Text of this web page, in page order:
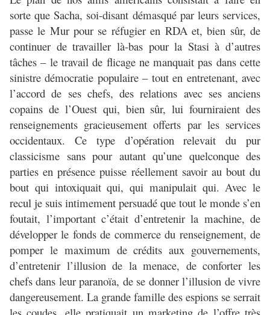
sorte que Sacha, soi-disant démasqué par leurs services,
passe le Mur pour se réfugier en RDA et, bien sûr, de
continuer de travailler là-bas pour la Stasi à d’autres
tâches – le travail de flicage ne manquait pas dans cette
sinistre démocratie populaire – tout en entretenant, avec
l’accord de ses chefs, des relations avec ses anciens
copains de l’Ouest qui, bien sûr, lui fourniraient des
renseignements gracieusement offerts par les services
occidentaux. Ce type d’opération relevait du pur
classicisme sans pour autant qu’une quelconque des
parties en présence puisse réellement savoir au bout du
bout qui intoxiquait qui, qui manipulait qui. Avec le
recul je suis intimement persuadé que tout le monde s’en
foutait, l’important c’était d’entretenir la machine, de
développer le fonds de commerce du renseignement, de
pomper le maximum de crédits aux gouvernements,
d’entretenir l’illusion de la menace, de conforter les
chefs dans leur paranoïa, de se donner l’illusion de vivre
dangereusement. La grande famille des espions se serrait